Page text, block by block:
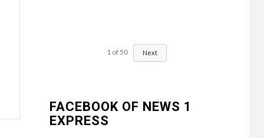
1 of50 Next
FACEBOOK OF NEWS 1
EXPRESS